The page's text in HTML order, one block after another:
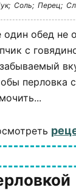
Соль; Перец;
один обед не
с
перловка